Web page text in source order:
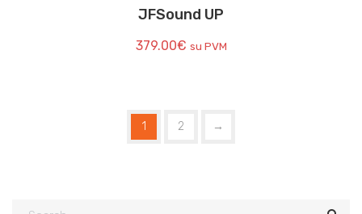
JFSound UP
379.00€ su PVM
1 2 →